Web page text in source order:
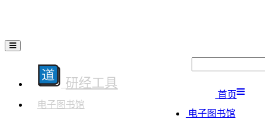
研经工具
电子图书馆
首页
电子图书馆